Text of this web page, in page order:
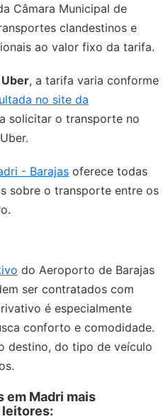
Câmara Municipal de
clandestinos e
ao valor fixo da tarifa.
Uber, a tarifa varia conforme
no site da
solicitar o transporte no
- Barajas oferece todas
sobre o transporte entre os
do Aeroporto de Barajas
ser contratados com
é especialmente
conforto e comodidade.
destino, do tipo de veículo
em Madri mais
leitores: